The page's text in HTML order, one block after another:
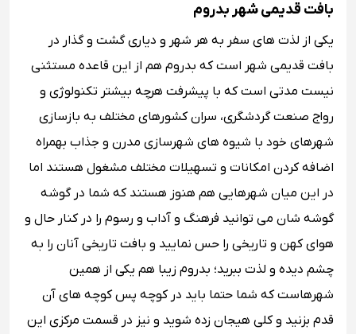
بافت قدیمی شهر بدروم
یکی از لذت های سفر به هر شهر و دیاری گشت و گذار در
بافت قدیمی شهر است که بدروم هم از این قاعده مستثنی
نیست مدتی است که با پیشرفت هرچه بیشتر تکنولوژی و
رواج صنعت گردشگری، سران کشورهای مختلف به بازسازی
شهرهای خود با شیوه های شهرسازی مدرن و جذاب بهمراه
اضافه کردن امکانات و تسهیلات مختلف مشغول هستند اما
در این میان شهرهایی هم هنوز هستند که شما در گوشه
گوشه شان می توانید فرهنگ و آداب و رسوم را در کنار حال و
هوای کهن و تاریخی را حس نمایید و بافت تاریخی آنان را به
چشم دیده و لذت ببرید؛ بدروم زیبا هم یکی از همین
شهرهاست که شما حتما باید در کوچه پس کوچه های آن
قدم بزنید و کلی هیجان زده شوید و نیز در قسمت مرکزی این